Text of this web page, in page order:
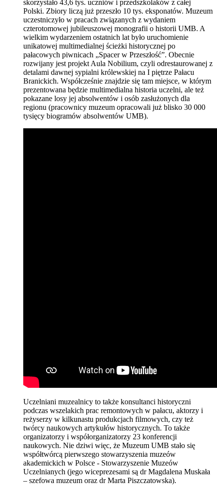
skorzystało 43,6 tys. uczniów i przedszkolaków z całej
Polski. Zbiory liczą już przeszło 10 tys. eksponatów. Muzeum
uczestniczyło w pracach związanych z wydaniem
czterotomowej jubileuszowej monografii o historii UMB. A
wielkim wydarzeniem ostatnich lat było uruchomienie
unikatowej multimedialnej ścieżki historycznej po
pałacowych piwnicach „Spacer w Przeszłość”. Obecnie
rozwijany jest projekt Aula Nobilium, czyli odrestaurowanej z
detalami dawnej sypialni królewskiej na I piętrze Pałacu
Branickich. Współcześnie znajdzie się tam miejsce, w którym
prezentowana będzie multimedialna historia uczelni, ale też
pokazane losy jej absolwentów i osób zasłużonych dla
regionu (pracownicy muzeum opracowali już blisko 30 000
tysięcy biogramów absolwentów UMB).
Uczelniani muzealnicy to także konsultanci historyczni
podczas wszelakich prac remontowych w pałacu, aktorzy i
reżyserzy w kilkunastu produkcjach filmowych, czy też
twórcy naukowych artykułów historycznych. To także
organizatorzy i współorganizatorzy 23 konferencji
naukowych. Nie dziwi więc, że Muzeum UMB stało się
współtwórcą pierwszego stowarzyszenia muzeów
akademickich w Polsce - Stowarzyszenie Muzeów
Uczelnianych (jego wiceprezesami są dr Magdalena Muskała
– szefowa muzeum oraz dr Marta Piszczatowska).